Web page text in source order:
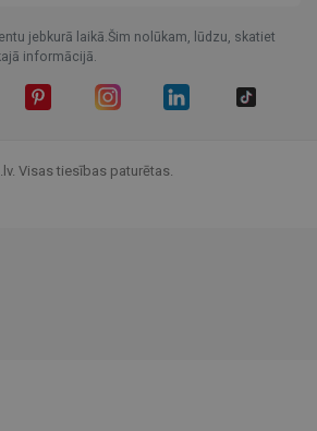
jebkurā laikā.Šim nolūkam, lūdzu, skatiet
informācijā.
Visas tiesības paturētas.